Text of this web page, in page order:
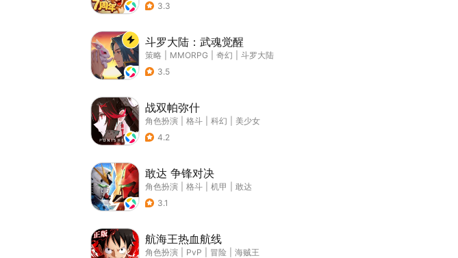
3.3
斗罗大陆：武魂觉醒
策略 MMORPG 奇幻
斗罗大陆
3.5
战双帕弥什
角色扮演 格斗 科幻
美少女
4.2
敢达 争锋对决
角色扮演 格斗 机甲
敢达
3.1
航海王热血航线
角色扮演 PvP 冒险
海贼王